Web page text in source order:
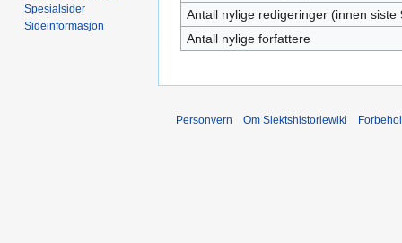
Antall nylige redigeringer (innen siste
Antall nylige forfattere
Spesialsider
Sideinformasjon
Personvern Om Slektshistoriewiki